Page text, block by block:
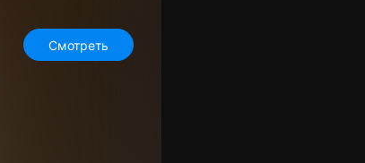
Смотреть